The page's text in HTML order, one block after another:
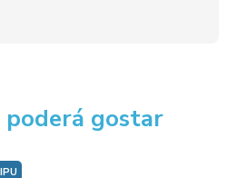
poderá gostar